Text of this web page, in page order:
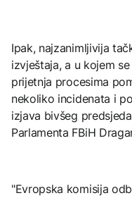
Ipak, najzanimljivija
izvještaja, a u kojem
prijetnja procesima
nekoliko incidenata i
izjava bivšeg
Parlamenta FBiH
"Evropska komisija